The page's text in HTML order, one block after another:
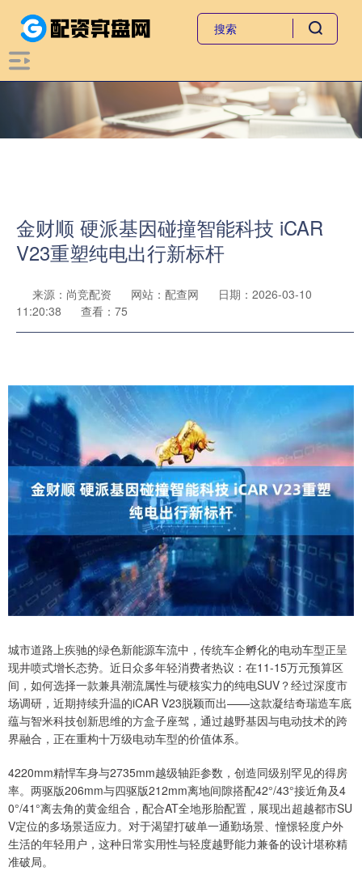
金财顺 硬派基因碰撞智能科技 iCAR
V23重塑纯电出行新标杆
来源：尚竞配资 网站：配查网
日期：2026-03-10
11:20:38
查看：75
城市道路上疾驰的绿色新能源车流中，传统车企孵化的电动车型正呈
现井喷式增长态势。近日众多年轻消费者热议：在11-15万元预算区
间，如何选择一款兼具潮流属性与硬核实力的纯电SUV？经过深度市
场调研，近期持续升温的iCAR V23脱颖而出——这款凝结奇瑞造车底
蕴与智米科技创新思维的方盒子座驾，通过越野基因与电动技术的跨
界融合，正在重构十万级电动车型的价值体系。
4220mm精悍车身与2735mm越级轴距参数，创造同级别罕见的得房
率。两驱版206mm与四驱版212mm离地间隙搭配42°/43°接近角及4
0°/41°离去角的黄金组合，配合AT全地形胎配置，展现出超越都市SU
V定位的多场景适应力。对于渴望打破单一通勤场景、憧憬轻度户外
生活的年轻用户，这种日常实用性与轻度越野能力兼备的设计堪称精
准破局。